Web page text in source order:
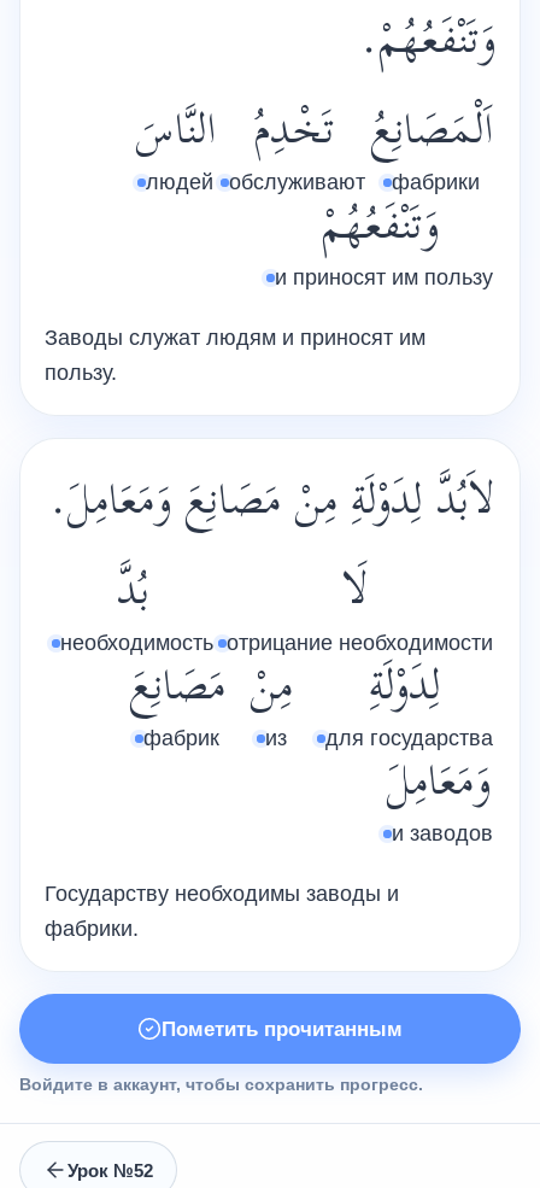
وَتَنْفَعُهُمْ.
اَلْمَصَانِعُ
фабрики
تَخْدِمُ
обслуживают
النَّاسَ
людей
وَتَنْفَعُهُمْ
и приносят им пользу
Заводы служат людям и приносят им
пользу.
لاَبُدَّ لِدَوْلَةِ مِنْ مَصَانِعَ وَمَعَامِلَ.
لَا
отрицание необходимости
بُدَّ
необходимость
لِدَوْلَةِ
для государства
مِنْ
из
مَصَانِعَ
фабрик
وَمَعَامِلَ
и заводов
Государству необходимы заводы и
фабрики.
Пометить прочитанным
Войдите в аккаунт, чтобы сохранить прогресс.
Урок №52